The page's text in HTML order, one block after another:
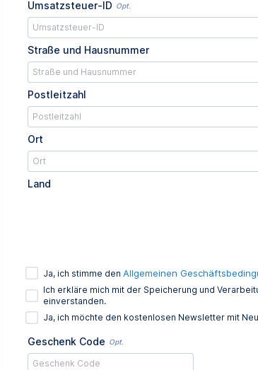
Umsatzsteuer-ID Opt.
Straße und Hausnummer
Postleitzahl
Ort
Land
Ja, ich stimme den Allgemeinen
Ich erkläre mich mit der Speicherung und
einverstanden.
Ja, ich möchte den kostenlosen Newsletter mit
Geschenk Code Opt.